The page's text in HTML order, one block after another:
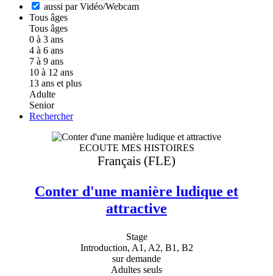
aussi par Vidéo/Webcam
Tous âges
Tous âges
0 à 3 ans
4 à 6 ans
7 à 9 ans
10 à 12 ans
13 ans et plus
Adulte
Senior
Rechercher
ECOUTE MES HISTOIRES
Français (FLE)
Conter d'une manière ludique et
attractive
Stage
Introduction, A1, A2, B1, B2
sur demande
Adultes seuls